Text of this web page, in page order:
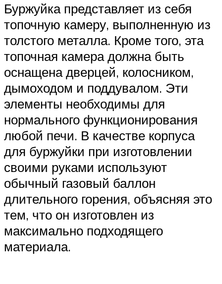
Буржуйка представляет из себя
топочную камеру, выполненную из
толстого металла. Кроме того, эта
топочная камера должна быть
оснащена дверцей, колосником,
дымоходом и поддувалом. Эти
элементы необходимы для
нормального функционирования
любой печи. В качестве корпуса
для буржуйки при изготовлении
своими руками используют
обычный газовый баллон
длительного горения, объясняя это
тем, что он изготовлен из
максимально подходящего
материала.